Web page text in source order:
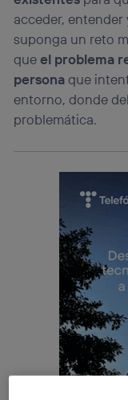
acceder,
suponga un reto
queel problema
personaque
entorno, donde
problemática.